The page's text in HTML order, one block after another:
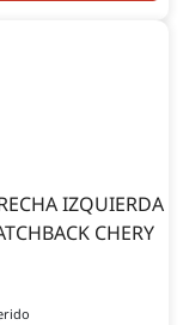
IZQUIERDA
CHERY